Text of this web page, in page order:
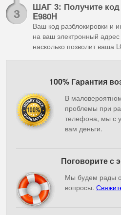
ШАГ 3: Получите код
E980H
Ваш код разблокировки и
на ваш электронный адрес
насколько позволит ваша
100% Гарантия
В
проблемы при
телефона, мы с
вам деньги.
Поговорите с
Мы будем рады
вопросы.